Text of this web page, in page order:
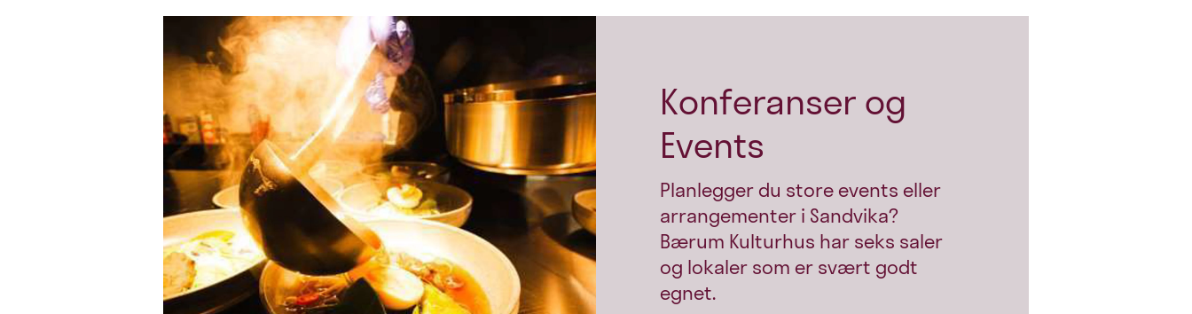
Konferanser og
Events
Planlegger du store events eller
arrangementer i Sandvika?
Bærum Kulturhus har seks saler
og lokaler som er svært godt
egnet.